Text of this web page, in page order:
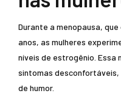
Durante a menopausa,
anos, as mulheres
níveis de estrogênio. Essa
sintomas
de humor.